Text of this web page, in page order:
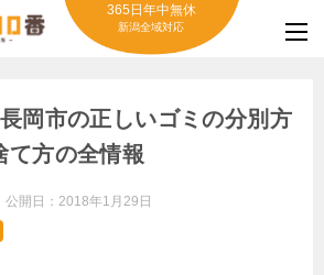
365日年中無休
新潟全域対応
岡市の正しいゴミの分別方
て方の全情報
公開日： 2018年1月29日